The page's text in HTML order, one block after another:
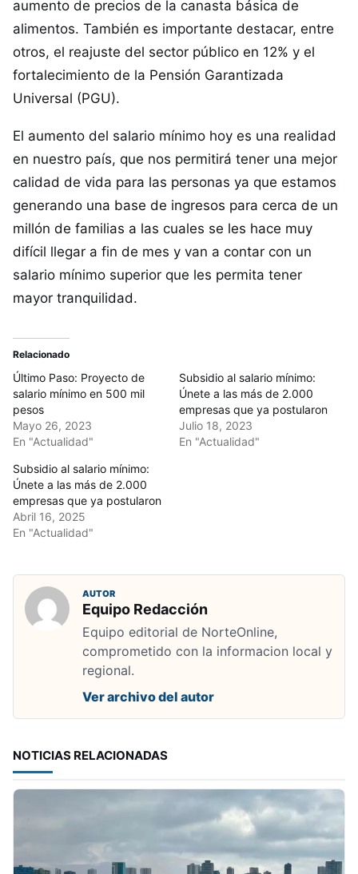
aumento de precios de la canasta básica de
alimentos. También es importante destacar, entre
otros, el reajuste del sector público en 12% y el
fortalecimiento de la Pensión Garantizada
Universal (PGU).
El aumento del salario mínimo hoy es una realidad
en nuestro país, que nos permitirá tener una mejor
calidad de vida para las personas ya que estamos
generando una base de ingresos para cerca de un
millón de familias a las cuales se les hace muy
difícil llegar a fin de mes y van a contar con un
salario mínimo superior que les permita tener
mayor tranquilidad.
Relacionado
Último Paso: Proyecto de
salario mínimo en 500 mil
pesos
Mayo 26, 2023
En "Actualidad"
Subsidio al salario mínimo:
Únete a las más de 2.000
empresas que ya postularon
Julio 18, 2023
En "Actualidad"
Subsidio al salario mínimo:
Únete a las más de 2.000
empresas que ya postularon
Abril 16, 2025
En "Actualidad"
AUTOR
Equipo Redacción
Equipo editorial de NorteOnline,
comprometido con la informacion local y
regional.
Ver archivo del autor
NOTICIAS RELACIONADAS